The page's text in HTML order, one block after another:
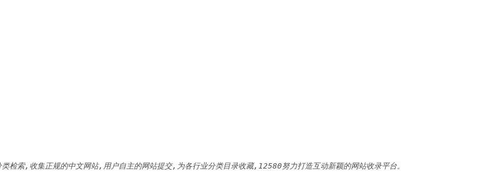
检索,收集正规的中文网站,用户自主的网站提交,为各行业分类目录收藏,12580努力打造互动新颖的网站收录平台。